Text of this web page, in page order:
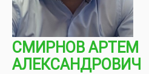
СМИРНОВ АРТЕМ
АЛЕКСАНДРОВИЧ